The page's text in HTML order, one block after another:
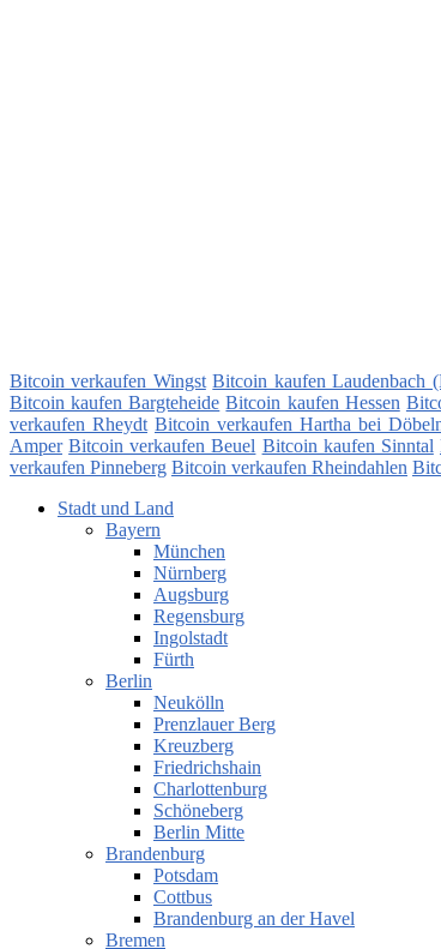
Bitcoin verkaufen Wingst Bitcoin kaufen Laudenbach
Bitcoin kaufen Bargteheide Bitcoin kaufen Hessen
verkaufen Rheydt Bitcoin verkaufen Hartha bei
Amper Bitcoin verkaufen Beuel Bitcoin kaufen Sinntal
verkaufen Pinneberg Bitcoin verkaufen Rheindahlen
Stadt und Land
Bayern
München
Nürnberg
Augsburg
Regensburg
Ingolstadt
Fürth
Berlin
Neukölln
Prenzlauer Berg
Kreuzberg
Friedrichshain
Charlottenburg
Schöneberg
Berlin Mitte
Brandenburg
Potsdam
Cottbus
Brandenburg an der Havel
Bremen